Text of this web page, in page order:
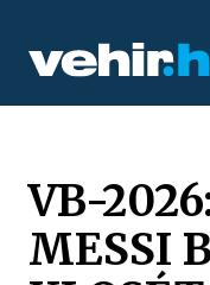
VB-
MESSI